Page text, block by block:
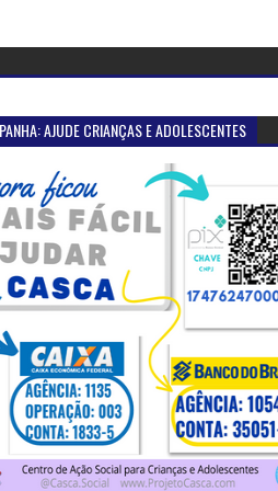
AJUDE CRIANÇAS E ADOLESCENTES